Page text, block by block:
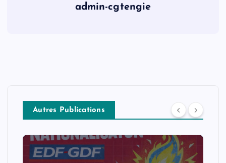
admin-cgtengie
Autres Publications